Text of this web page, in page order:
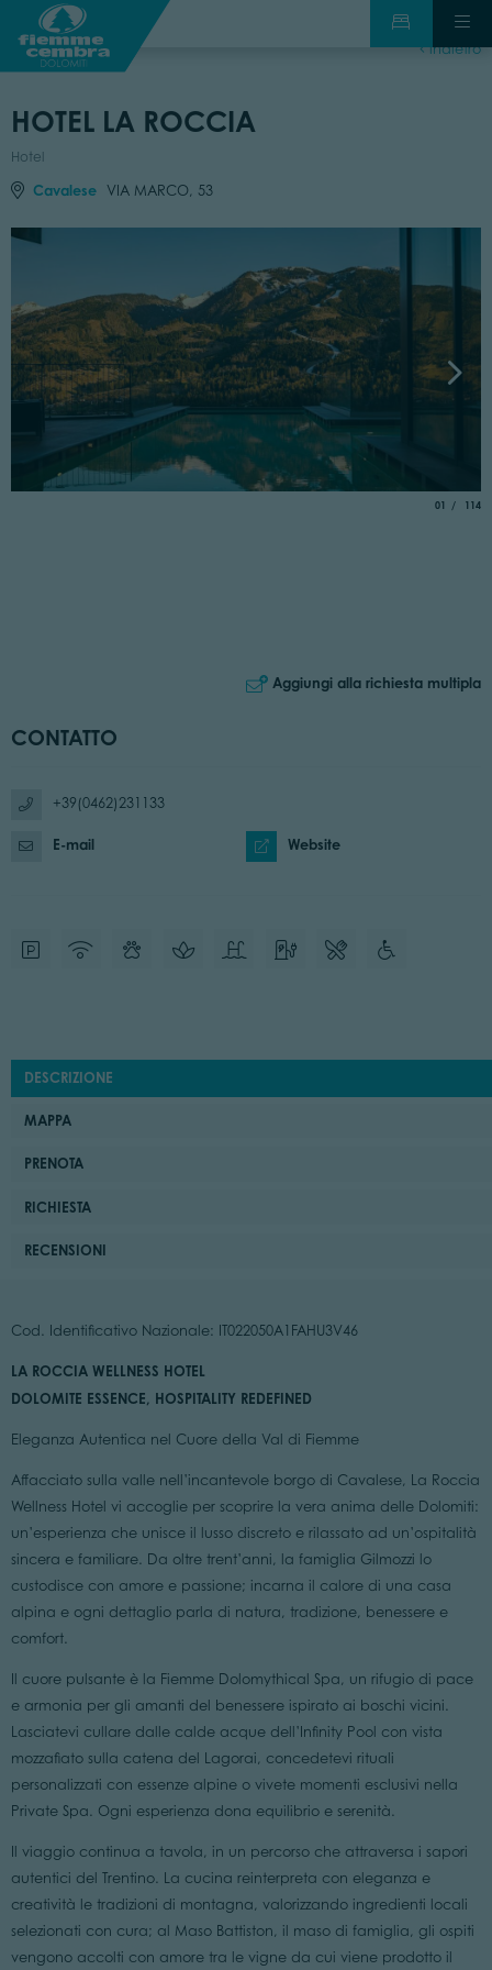
indietro
HOTEL LA ROCCIA
Hotel
Cavalese VIA MARCO, 53
01 di
114
Aggiungi alla richiesta multipla
CONTATTO
+39(0462)231133
E-mail Website
DESCRIZIONE
MAPPA
PRENOTA
RICHIESTA
RECENSIONI
Cod. Identificativo Nazionale: IT022050A1FAHU3V46
LA ROCCIA WELLNESS HOTEL
DOLOMITE ESSENCE, HOSPITALITY REDEFINED
Eleganza Autentica nel Cuore della Val di Fiemme
Affacciato sulla valle nell’incantevole borgo di Cavalese, La Roccia
Wellness Hotel vi accoglie per scoprire la vera anima delle Dolomiti:
un’esperienza che unisce il lusso discreto e rilassato ad un’ospitalità
sincera e familiare. Da oltre trent’anni, la famiglia Gilmozzi lo
custodisce con amore e passione; incarna il calore di una casa
alpina e ogni dettaglio parla di natura, tradizione, benessere e
comfort.
Il cuore pulsante è la Fiemme Dolomythical Spa, un rifugio di pace
e armonia per gli amanti del benessere ispirato ai boschi vicini.
Lasciatevi cullare dalle calde acque dell’Infinity Pool con vista
mozzafiato sulla catena del Lagorai, concedetevi rituali
personalizzati con essenze alpine o vivete momenti esclusivi nella
Private Spa. Ogni esperienza dona equilibrio e serenità.
Il viaggio continua a tavola, in un percorso che attraversa i sapori
autentici del Trentino. La cucina reinterpreta con eleganza e
creatività le tradizioni di montagna, valorizzando ingredienti locali
selezionati con cura; al Maso Battiston, il maso di famiglia, gli ospiti
vengono accolti con amore tra le vigne da cui viene prodotto il